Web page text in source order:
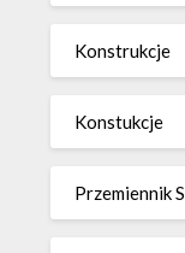
Konstrukcje
Konstukcje
Przemiennik